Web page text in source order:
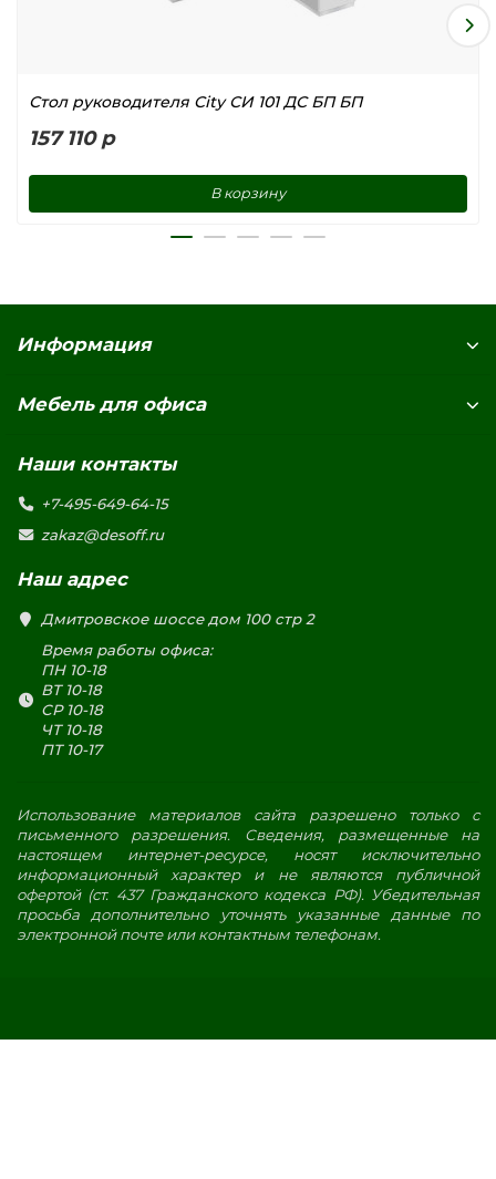
Стол руководителя City СИ 101 ДС БП БП
157 110 р
В корзину
Информация
Мебель для офиса
Наши контакты
+7-495-649-64-15
zakaz@desoff.ru
Наш адрес
Дмитровское шоссе дом 100 стр 2
Время работы офиса:
ПН 10-18
ВТ 10-18
СР 10-18
ЧТ 10-18
ПТ 10-17
Использование материалов сайта разрешено только с
письменного разрешения. Сведения, размещенные на
настоящем интернет-ресурсе, носят исключительно
информационный характер и не являются публичной
офертой (ст. 437 Гражданского кодекса РФ). Убедительная
просьба дополнительно уточнять указанные данные по
электронной почте или контактным телефонам.